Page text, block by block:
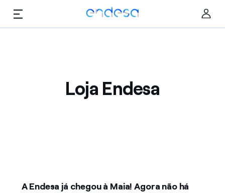
Loja Endesa
A Endesa já chegou à Maia! Agora não há